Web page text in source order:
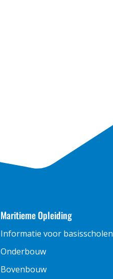
Maritieme Opleiding
Informatie voor basisscholen
Onderbouw
Bovenbouw